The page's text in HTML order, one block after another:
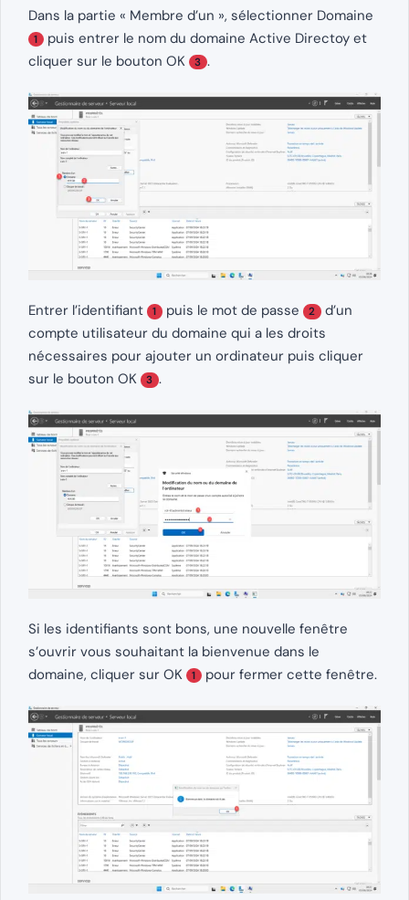
Dans la partie « Membre d’un », sélectionner Domaine
1 puis entrer le nom du domaine Active Directoy et
cliquer sur le bouton OK
3 .
Entrer l’identifiant 1 puis le mot de passe 2 d’un
compte utilisateur du domaine qui a les droits
nécessaires pour ajouter un ordinateur puis cliquer
sur le bouton OK
3 .
Si les identifiants sont bons, une nouvelle fenêtre
s’ouvrir vous souhaitant la bienvenue dans le
domaine, cliquer sur OK
1 pour fermer cette fenêtre.